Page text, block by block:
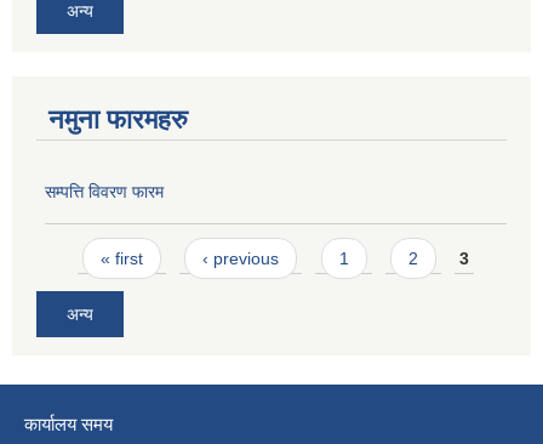
अन्य
नमुना फारमहरु
सम्पत्ति विवरण फारम
Pages
« first ‹ previous 1 2 3
अन्य
कार्यालय समय